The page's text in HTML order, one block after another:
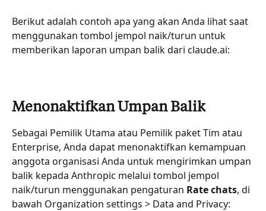
Berikut adalah contoh apa yang akan Anda lihat saat
menggunakan tombol jempol naik/turun untuk
memberikan laporan umpan balik dari claude.ai:
Menonaktifkan Umpan Balik
Sebagai Pemilik Utama atau Pemilik paket Tim atau
Enterprise, Anda dapat menonaktifkan kemampuan
anggota organisasi Anda untuk mengirimkan umpan
balik kepada Anthropic melalui tombol jempol
naik/turun menggunakan pengaturan Rate chats, di
bawah Organization settings > Data and Privacy: